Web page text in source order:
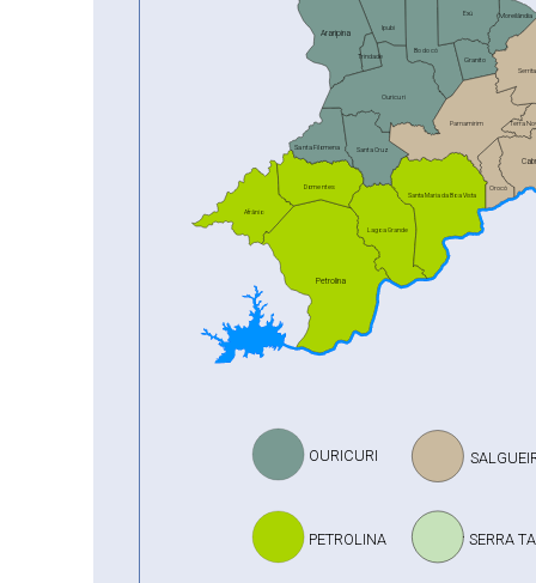
PETROLINA
OURICURI
SERRA
Petrolina
Afrânio
Domentes
Santa Filomena Santa Cruz
Ouricuri
Lagoa Grande
Santa Maria da Boa Vista
Parnamirim
Serrita
Terra
Orocó
Araripina
Trindade
Ipubi
Bodocó
Exú
Granito
Moreilândia